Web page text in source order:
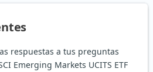
respuestas a tus preguntas
Emerging Markets UCITS ETF